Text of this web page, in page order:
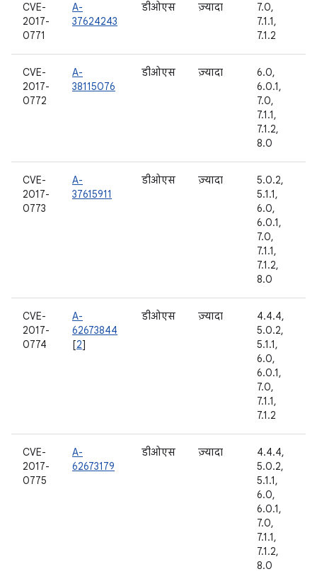
CVE-
2017-
0771
A-
37624243
डीओएस ज़्यादा
7.0,
7.1.1,
7.1.2
CVE-
2017-
0772
A-
38115076
डीओएस ज़्यादा
6.0,
6.0.1,
7.0,
7.1.1,
7.1.2,
8.0
CVE-
2017-
0773
A-
37615911
डीओएस ज़्यादा
5.0.2,
5.1.1,
6.0,
6.0.1,
7.0,
7.1.1,
7.1.2,
8.0
CVE-
2017-
0774
A-
62673844
[2]
डीओएस ज़्यादा
4.4.4,
5.0.2,
5.1.1,
6.0,
6.0.1,
7.0,
7.1.1,
7.1.2
CVE-
2017-
0775
A-
62673179
डीओएस ज़्यादा
4.4.4,
5.0.2,
5.1.1,
6.0,
6.0.1,
7.0,
7.1.1,
7.1.2,
8.0